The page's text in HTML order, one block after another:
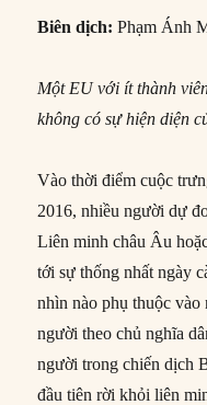
Biên dịch:Phạm Ánh
Một EU với ít thành
không có sự hiện diện
Vào thời điểm cuộc
2016, nhiều người dự
Liên minh châu Âu
tới sự thống nhất ngày
nhìn nào phụ thuộc
người theo chủ nghĩa
người trong chiến dịch
đầu tiên rời khỏi liên